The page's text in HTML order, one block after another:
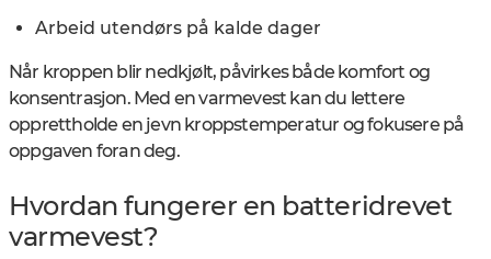
Arbeid utendørs på kalde dager
Når kroppen blir nedkjølt, påvirkes både komfort og
konsentrasjon. Med en varmevest kan du lettere
opprettholde en jevn kroppstemperatur og fokusere på
oppgaven foran deg.
Hvordan fungerer en batteridrevet
varmevest?